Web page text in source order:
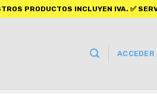
INCLUYEN IVA. ✅ SERVICIO